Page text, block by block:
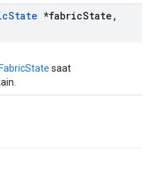
State *fabricState ,
saat